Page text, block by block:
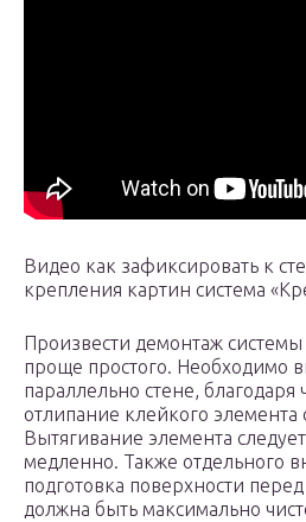
Видео как зафиксировать к
крепления картин система
Произвести демонтаж системы
проще простого. Необходимо
параллельно стене,
отлипание клейкого элемента
Вытягивание элемента
медленно. Также отдельного
подготовка поверхности
должна быть максимально